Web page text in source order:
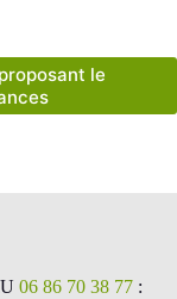
le
06 86 70 38 77 :